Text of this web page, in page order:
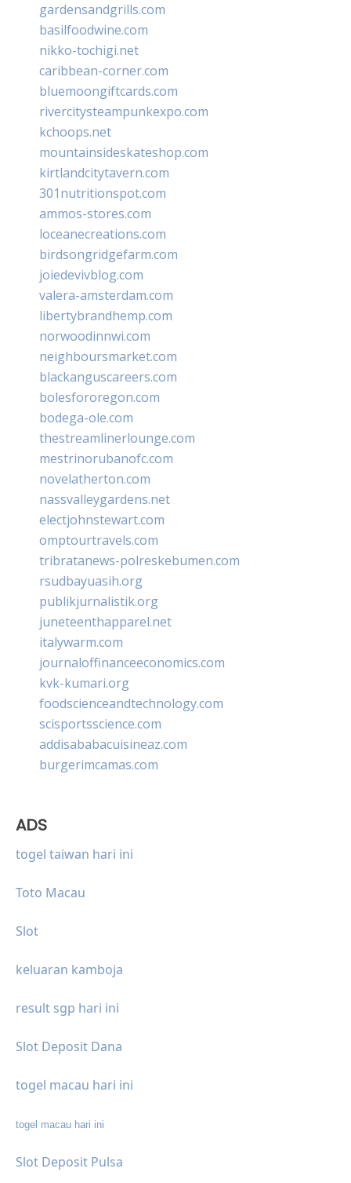
gardensandgrills.com
basilfoodwine.com
nikko-tochigi.net
caribbean-corner.com
bluemoongiftcards.com
rivercitysteampunkexpo.com
kchoops.net
mountainsideskateshop.com
kirtlandcitytavern.com
301nutritionspot.com
ammos-stores.com
loceanecreations.com
birdsongridgefarm.com
joiedevivblog.com
valera-amsterdam.com
libertybrandhemp.com
norwoodinnwi.com
neighboursmarket.com
blackanguscareers.com
bolesfororegon.com
bodega-ole.com
thestreamlinerlounge.com
mestrinorubanofc.com
novelatherton.com
nassvalleygardens.net
electjohnstewart.com
omptourtravels.com
tribratanews-polreskebumen.com
rsudbayuasih.org
publikjurnalistik.org
juneteenthapparel.net
italywarm.com
journaloffinanceeconomics.com
kvk-kumari.org
foodscienceandtechnology.com
scisportsscience.com
addisababacuisineaz.com
burgerimcamas.com
ADS
togel taiwan hari ini
Toto Macau
Slot
keluaran kamboja
result sgp hari ini
Slot Deposit Dana
togel macau hari ini
togel macau hari ini
Slot Deposit Pulsa